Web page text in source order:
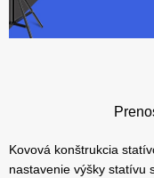
Kovová konštrukcia
nastavenie výšky statívu